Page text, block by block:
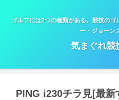
ゴルフには2つの種類がある。競技の
ー・ジョーン
気まぐれ競
PING i230チラ見[最新